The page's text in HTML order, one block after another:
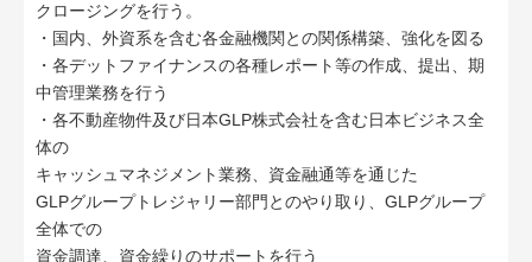
クロージングを行う。
・国内、外資系を含む各金融機関との関係構築、強化を図る
・各デットファイナンスの各種レポート等の作成、提出、期
中管理業務を行う
・各不動産物件及び日本GLP株式会社を含む日本ビジネス全
体の
キャッシュマネジメント業務、資金融通等を通じた
GLPグループトレジャリー部門とのやり取り、GLPグループ
全体での
資金調達、資金繰りのサポートを行う